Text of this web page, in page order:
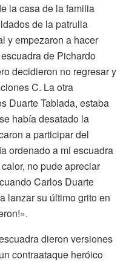
la casa de la familia
de la patrulla
y empezaron a hacer
de Pichardo
decidieron no regresar y
C. La otra
Duarte Tablada, estaba
había desatado la
a participar del
ordenado a mi escuadra
no pude apreciar
Carlos Duarte
lanzar su último grito en
dieron versiones
contraataque heróico